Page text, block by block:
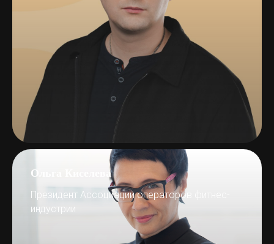
Ольга Киселева
Президент Ассоциации операторов фитнес-
индустрии